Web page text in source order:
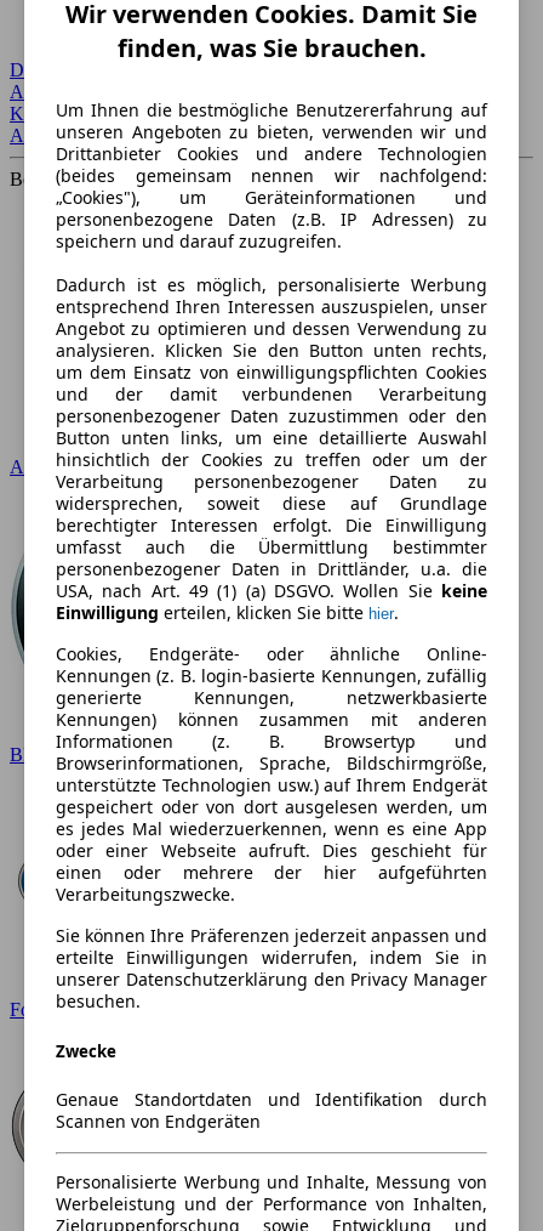
Detailsuche
Alle Marken
Karosserie
Angebote vor Ort
Beliebteste Marken
Audi
BMW
Ford
Wir verwenden Cookies. Damit Sie
finden, was Sie brauchen.
Um Ihnen die bestmögliche Benutzererfahrung auf
unseren Angeboten zu bieten, verwenden wir und
Drittanbieter Cookies und andere Technologien
(beides gemeinsam nennen wir nachfolgend:
„Cookies"), um Geräteinformationen und
personenbezogene Daten (z.B. IP Adressen) zu
speichern und darauf zuzugreifen.
Dadurch ist es möglich, personalisierte Werbung
entsprechend Ihren Interessen auszuspielen, unser
Angebot zu optimieren und dessen Verwendung zu
analysieren. Klicken Sie den Button unten rechts,
um dem Einsatz von einwilligungspflichten Cookies
und der damit verbundenen Verarbeitung
personenbezogener Daten zuzustimmen oder den
Button unten links, um eine detaillierte Auswahl
hinsichtlich der Cookies zu treffen oder um der
Verarbeitung personenbezogener Daten zu
widersprechen, soweit diese auf Grundlage
berechtigter Interessen erfolgt. Die Einwilligung
umfasst auch die Übermittlung bestimmter
personenbezogener Daten in Drittländer, u.a. die
USA, nach Art. 49 (1) (a) DSGVO. Wollen Sie keine
Einwilligung erteilen, klicken Sie bitte hier.
Cookies, Endgeräte- oder ähnliche Online-
Kennungen (z. B. login-basierte Kennungen, zufällig
generierte Kennungen, netzwerkbasierte
Kennungen) können zusammen mit anderen
Informationen (z. B. Browsertyp und
Browserinformationen, Sprache, Bildschirmgröße,
unterstützte Technologien usw.) auf Ihrem Endgerät
gespeichert oder von dort ausgelesen werden, um
es jedes Mal wiederzuerkennen, wenn es eine App
oder einer Webseite aufruft. Dies geschieht für
einen oder mehrere der hier aufgeführten
Verarbeitungszwecke.
Sie können Ihre Präferenzen jederzeit anpassen und
erteilte Einwilligungen widerrufen, indem Sie in
unserer Datenschutzerklärung den Privacy Manager
besuchen.
Zwecke
Genaue Standortdaten und Identifikation durch
Scannen von Endgeräten
Personalisierte Werbung und Inhalte, Messung von
Werbeleistung und der Performance von Inhalten,
Zielgruppenforschung sowie Entwicklung und